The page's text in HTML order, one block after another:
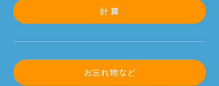
計 算
お忘れ物など